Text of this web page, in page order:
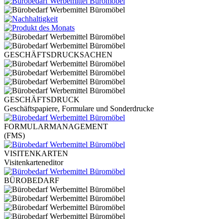
GESCHÄFTSDRUCKSACHEN
GESCHÄFTSDRUCK
Geschäftspapiere, Formulare und Sonderdrucke
FORMULARMANAGEMENT
(FMS)
VISITENKARTEN
Visitenkarteneditor
BÜROBEDARF